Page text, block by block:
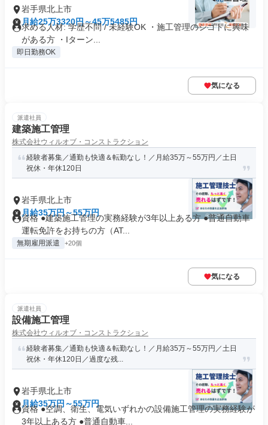
岩手県北上市
月給25万3320円～45万5485円
求める人材: 学歴不問 / 未経験OK ・施工管理のシゴトに興味
がある方 ・Iターン...
即日勤務OK
気になる
派遣社員
建築施工管理
株式会社ウィルオブ・コンストラクション
経験者募集／通勤も快適＆転勤なし！／月給35万～55万円／土日
祝休・年休120日
岩手県北上市
月給35万円～55万円
資格 ●建築施工管理の実務経験が3年以上ある方 ●普通自動車
運転免許をお持ちの方（AT...
無期雇用派遣 +20個
気になる
派遣社員
設備施工管理
株式会社ウィルオブ・コンストラクション
経験者募集／通勤も快適＆転勤なし！／月給35万～55万円／土日
祝休・年休120日／過度な残...
岩手県北上市
月給35万円～55万円
資格 ●空調、衛生、電気いずれかの設備施工管理の実務経験が
3年以上ある方 ●普通自動車...